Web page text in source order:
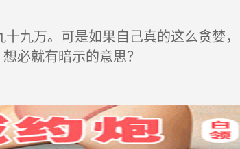
九万。可是如果自己真的这么贪婪
必就有暗示的意思？